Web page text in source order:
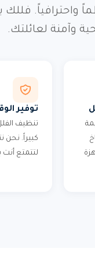
واحترافياً.
وآمنة لعائلتك.
توفير
تنظيف
كبيراً. نحن
لتتمتع